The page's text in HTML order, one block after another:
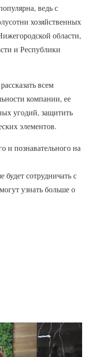
ведь с
хозяйственных
области,
и Республики
всем
компании, ее
угодий, защитить
элементов.
и познавательного на
сотрудничать с
узнать больше о